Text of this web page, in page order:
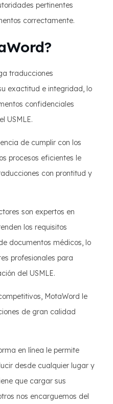
pertinentes
correctamente.
traducciones
exactitud e integridad, lo
confidenciales
USMLE.
de cumplir con los
procesos eficientes le
con prontitud y
son expertos en
los requisitos
documentos médicos, lo
profesionales para
del USMLE.
MotaWord le
de gran calidad
en línea le permite
desde cualquier lugar y
que cargar sus
nos encarguemos del